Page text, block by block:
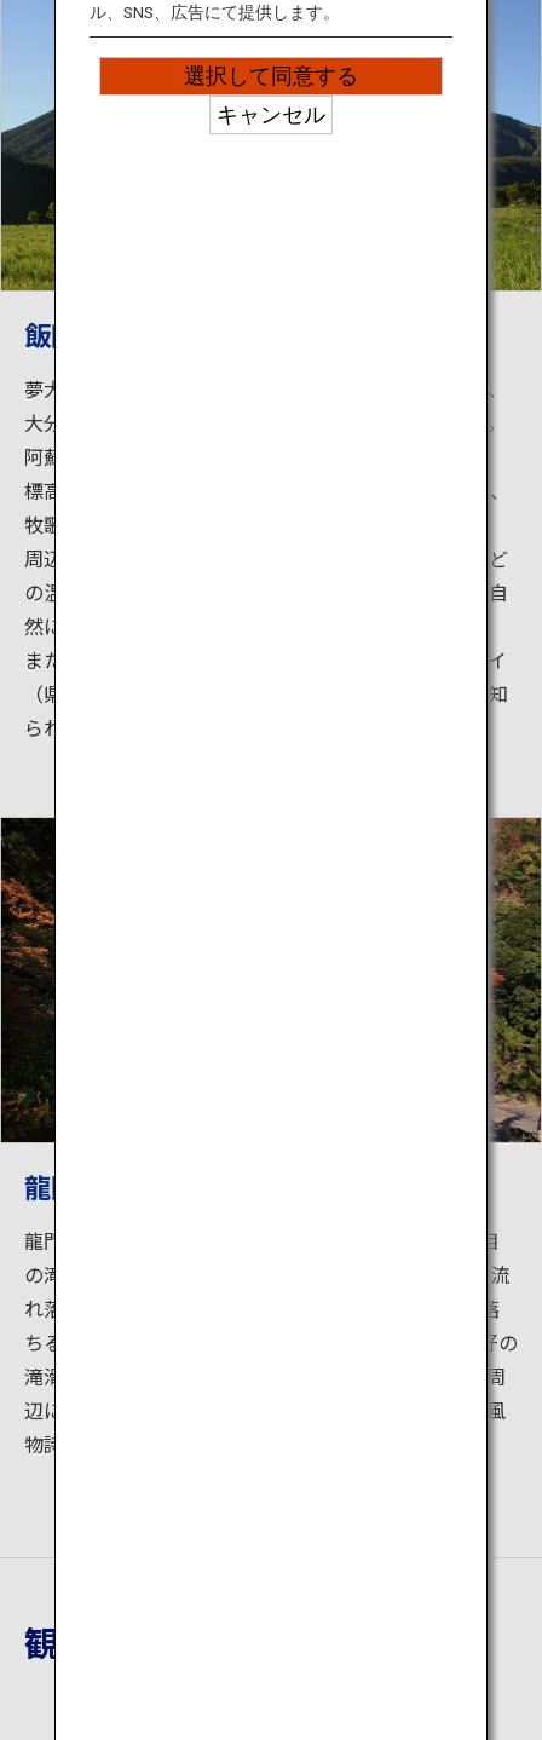
飯田高原
夢大吊橋、龍門の滝、飯田高原、たくさんの温泉など、
大分県九重町には観光スポットが多く点在しています。
阿蘇くじゅう国立公園内に位置する飯田高原です。
標高800mから1,200mにかけてゆるやかな丘陵が続き、
牧歌的な風景が広がっています。
周辺には、寒の地獄温泉、筌の口温泉、長者原温泉など
の温泉が随所に点在し、旅館や立ち寄り湯、牧場など自
然に触れ合える施設があります。
また、高原を縫うように通っているやまなみハイウェイ
（県道11号）は、九州屈指のドライブコースとしても知
られています。
龍門の滝
龍門の滝は松木川沿いの竜門寺の境内にある滝で1段目
の滝は高さ20m，幅40mで深い滝壷があり、滝壺から流
れ落ちる2段目の滝は安山岩の岩壁を滑るように流れ落
ちる約50ｍの滝になっています。この2段目の滝が絶好の
滝滑りになっており、夏には若者や子供達の歓声が滝周
辺にこだましにぎわいます。夏の滝滑りはこの地方の風
物詩です。
観光地詳細
ル、SNS、広告にて提供します。
選択して同意する
キャンセル